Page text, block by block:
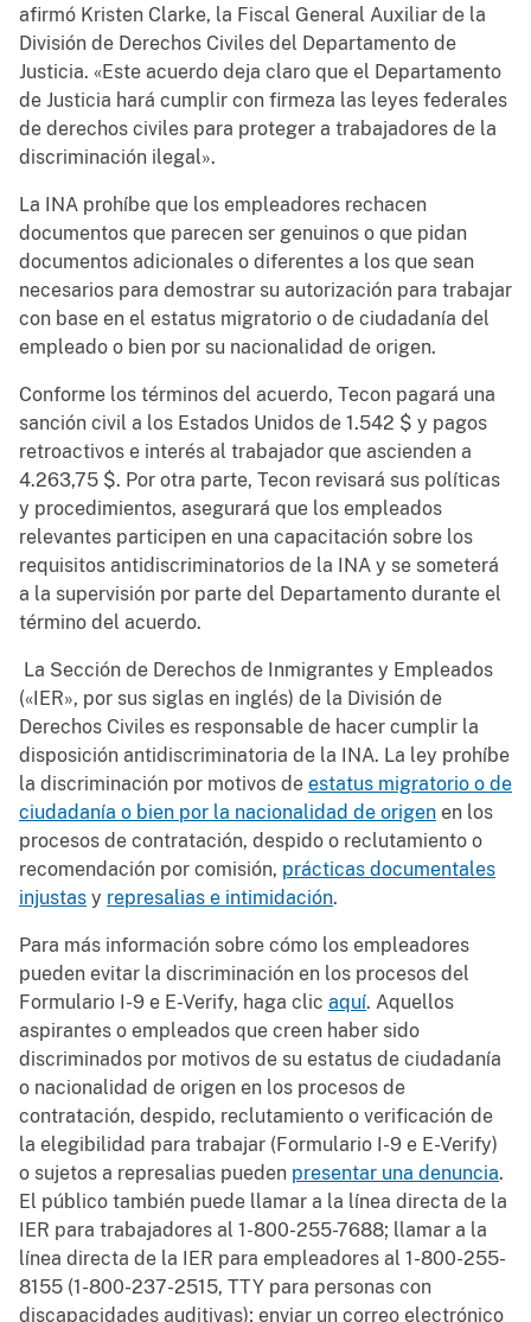
afirmó Kristen Clarke, la Fiscal General Auxiliar de la
División de Derechos Civiles del Departamento de
Justicia. «Este acuerdo deja claro que el Departamento
de Justicia hará cumplir con firmeza las leyes federales
de derechos civiles para proteger a trabajadores de la
discriminación ilegal».
La INA prohíbe que los empleadores rechacen
documentos que parecen ser genuinos o que pidan
documentos adicionales o diferentes a los que sean
necesarios para demostrar su autorización para trabajar
con base en el estatus migratorio o de ciudadanía del
empleado o bien por su nacionalidad de origen.
Conforme los términos del acuerdo, Tecon pagará una
sanción civil a los Estados Unidos de 1.542 $ y pagos
retroactivos e interés al trabajador que ascienden a
4.263,75 $. Por otra parte, Tecon revisará sus políticas
y procedimientos, asegurará que los empleados
relevantes participen en una capacitación sobre los
requisitos antidiscriminatorios de la INA y se someterá
a la supervisión por parte del Departamento durante el
término del acuerdo.
La Sección de Derechos de Inmigrantes y Empleados
(«IER», por sus siglas en inglés) de la División de
Derechos Civiles es responsable de hacer cumplir la
disposición antidiscriminatoria de la INA. La ley prohíbe
la discriminación por motivos de estatus migratorio o de
ciudadanía o bien por la nacionalidad de origen en los
procesos de contratación, despido o reclutamiento o
recomendación por comisión, prácticas documentales
injustas y represalias e intimidación.
Para más información sobre cómo los empleadores
pueden evitar la discriminación en los procesos del
Formulario I-9 e E-Verify, haga clic aquí. Aquellos
aspirantes o empleados que creen haber sido
discriminados por motivos de su estatus de ciudadanía
o nacionalidad de origen en los procesos de
contratación, despido, reclutamiento o verificación de
la elegibilidad para trabajar (Formulario I-9 e E-Verify)
o sujetos a represalias pueden presentar una denuncia.
El público también puede llamar a la línea directa de la
IER para trabajadores al 1-800-255-7688; llamar a la
línea directa de la IER para empleadores al 1-800-255-
8155 (1-800-237-2515, TTY para personas con
discapacidades auditivas); enviar un correo electrónico